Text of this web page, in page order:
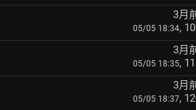
3月
05/05 18:34, 10
3月
05/05 18:35, 11
3月
05/05 18:37, 12